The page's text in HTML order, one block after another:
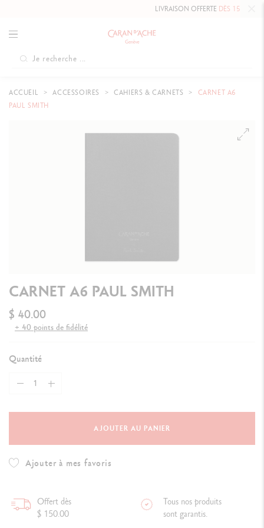
LIVRAISON OFFERTEDÈS 150 $
ACCUEIL ACCESSOIRES CAHIERS & CARNETS
CARNET A6
PAUL SMITH
CARNET A6 PAUL SMITH
$ 40.00
+ 40 points de fidélité
Quantité
AJOUTER AU PANIER
Ajouter à mes favoris
Offert dès
$ 150.00
Tous nos produits
sont garantis.